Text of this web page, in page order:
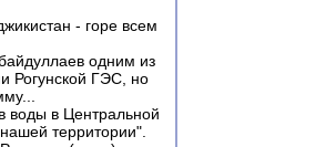
- горе всем
одним из
Рогунской ГЭС, но
воды в Центральной
территории".